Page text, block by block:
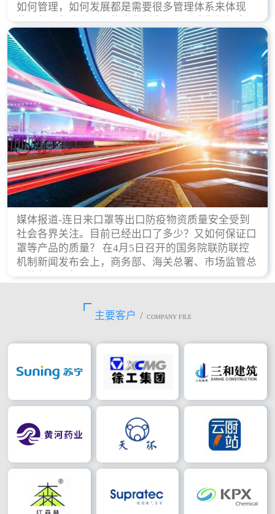
如何管理，如何发展都是需要很多管理体系来体现
的，每天都会有不同的企业创立，但是我们如何去证
实一个企业的合法，有质量保证了？这就是ISO9001
认证体现价值的时候，那么键锋小编就来细说下企业
做ISO9001认证的根本原因。
媒体报道-连日来口罩等出口防疫物资质量安全受到
社会各界关注。目前已经出口了多少？又如何保证口
罩等产品的质量？ 在4月5日召开的国务院联防联控
机制新闻发布会上，商务部、海关总署、市场监管总
局等部门进行了回应。
主要客户 / COMPANY FILE